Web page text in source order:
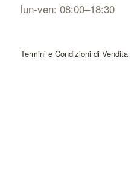
lun-ven: 08:00–18:30
Termini e Condizioni di Vendita